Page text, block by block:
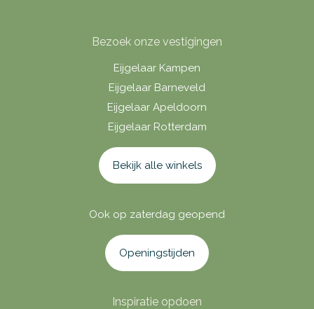
Bezoek onze vestigingen
Eijgelaar Kampen
Eijgelaar Barneveld
Eijgelaar Apeldoorn
Eijgelaar Rotterdam
Bekijk alle winkels
Ook op zaterdag geopend
Openingstijden
Inspiratie opdoen